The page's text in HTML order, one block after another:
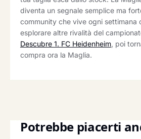
diventa un segnale semplice ma
community che vive ogni settimana
esplorare altre rivalità del
Descubre 1. FC Heidenheim, poi
compra ora la Maglia.
Potrebbe piacerti